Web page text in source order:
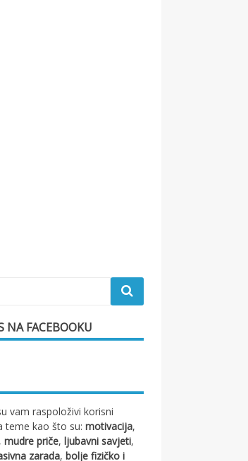
NA FACEBOOKU
vam raspoloživi korisni
teme kao što su:motivacija,
,mudre priče,ljubavni savjeti,
zarada,bolje fizičko i